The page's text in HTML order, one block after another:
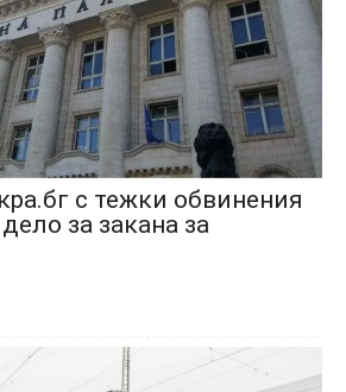
с тежки обвинения
за закана за